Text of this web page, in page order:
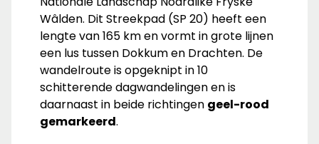
Wâlden. Dit Streekpad (SP 20) heeft een
lengte van 165 km en vormt in grote lijnen
een lus tussen Dokkum en Drachten. De
wandelroute is opgeknipt in 10
schitterende dagwandelingen en is
daarnaast in beide richtingen geel-rood
gemarkeerd.